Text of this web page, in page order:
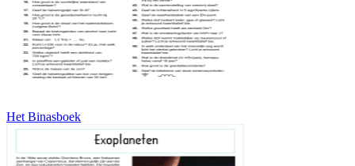
Het Binasboek